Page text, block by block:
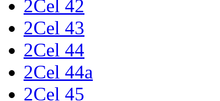
2Cel 42
2Cel 43
2Cel 44
2Cel 44a
2Cel 45